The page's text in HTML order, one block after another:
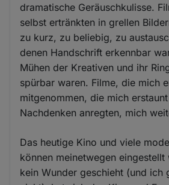
dramatische Geräuschkulisse.
selbst ertränkten in grellen
zu kurz, zu beliebig, zu
denen Handschrift erkennbar
Mühen der Kreativen und ihr
spürbar waren. Filme, die mich
mitgenommen, die mich
Nachdenken anregten, mich
Das heutige Kino und viele
können meinetwegen eingestellt
kein Wunder geschieht (und ich